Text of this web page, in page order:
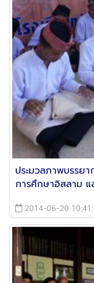
ประมวลภาพบรรย
การศึกษาอิสลาม แ
2014-06-20